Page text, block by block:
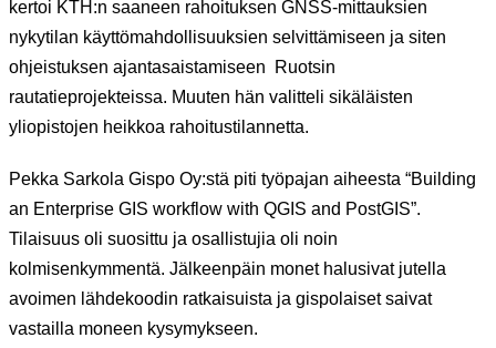
kertoi KTH:n saaneen rahoituksen GNSS-mittauksien
nykytilan käyttömahdollisuuksien selvittämiseen ja siten
ohjeistuksen ajantasaistamiseen Ruotsin
rautatieprojekteissa. Muuten hän valitteli sikäläisten
yliopistojen heikkoa rahoitustilannetta.
Pekka Sarkola Gispo Oy:stä piti työpajan aiheesta “Building
an Enterprise GIS workflow with QGIS and PostGIS”.
Tilaisuus oli suosittu ja osallistujia oli noin
kolmisenkymmentä. Jälkeenpäin monet halusivat jutella
avoimen lähdekoodin ratkaisuista ja gispolaiset saivat
vastailla moneen kysymykseen.